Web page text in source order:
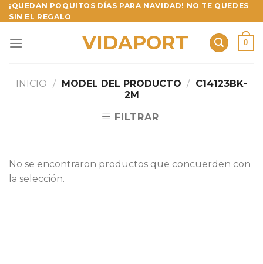
Skip
to
¡QUEDAN POQUITOS DÍAS PARA NAVIDAD! NO TE QUEDES
SIN EL REGALO
VIDAPORT 0
INICIO / MODEL DEL PRODUCTO / C14123BK-
2M
FILTRAR
No se encontraron productos que concuerden con
la selección.